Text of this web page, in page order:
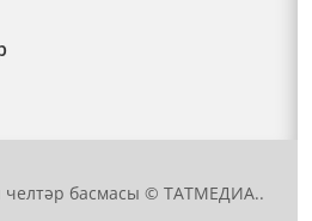
басмасы © ТАТМЕДИА..